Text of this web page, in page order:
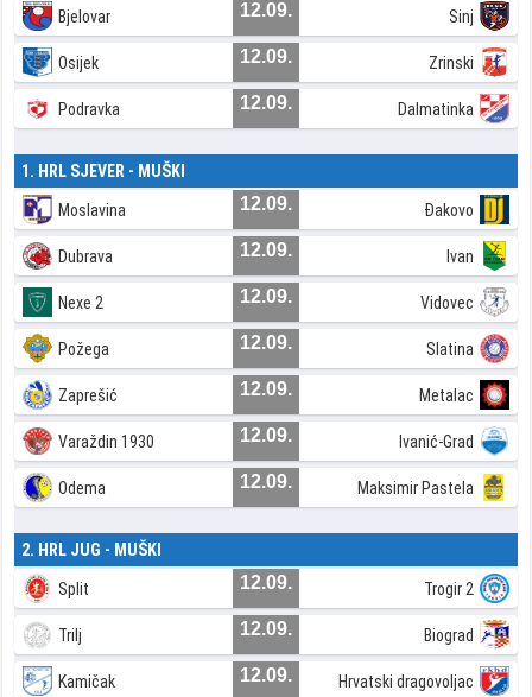
Bjelovar 12.09. Sinj
Osijek 12.09. Zrinski
Podravka 12.09. Dalmatinka
1. HRL SJEVER - MUŠKI
Moslavina 12.09. Đakovo
Dubrava 12.09. Ivan
Nexe 2 12.09. Vidovec
Požega 12.09. Slatina
Zaprešić 12.09. Metalac
Varaždin 1930 12.09. Ivanić-Grad
Odema 12.09. Maksimir Pastela
2. HRL JUG - MUŠKI
Split 12.09. Trogir 2
Trilj 12.09. Biograd
Kamičak 12.09. Hrvatski dragovoljac